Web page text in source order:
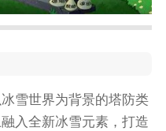
雪世界为背景的塔防类
入全新冰雪元素，打造